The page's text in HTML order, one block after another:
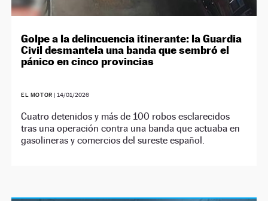
Golpe a la delincuencia itinerante: la Guardia
Civil desmantela una banda que sembró el
pánico en cinco provincias
EL MOTOR | 14/01/2026
Cuatro detenidos y más de 100 robos esclarecidos
tras una operación contra una banda que actuaba en
gasolineras y comercios del sureste español.